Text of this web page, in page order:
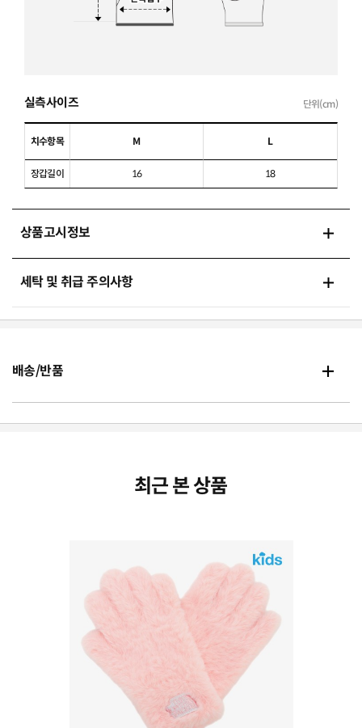
실측사이즈 단위(cm)
치수항목 M L
장갑길이 16 18
상품고시정보
세탁 및 취급 주의사항
배송/반품
최근 본 상품